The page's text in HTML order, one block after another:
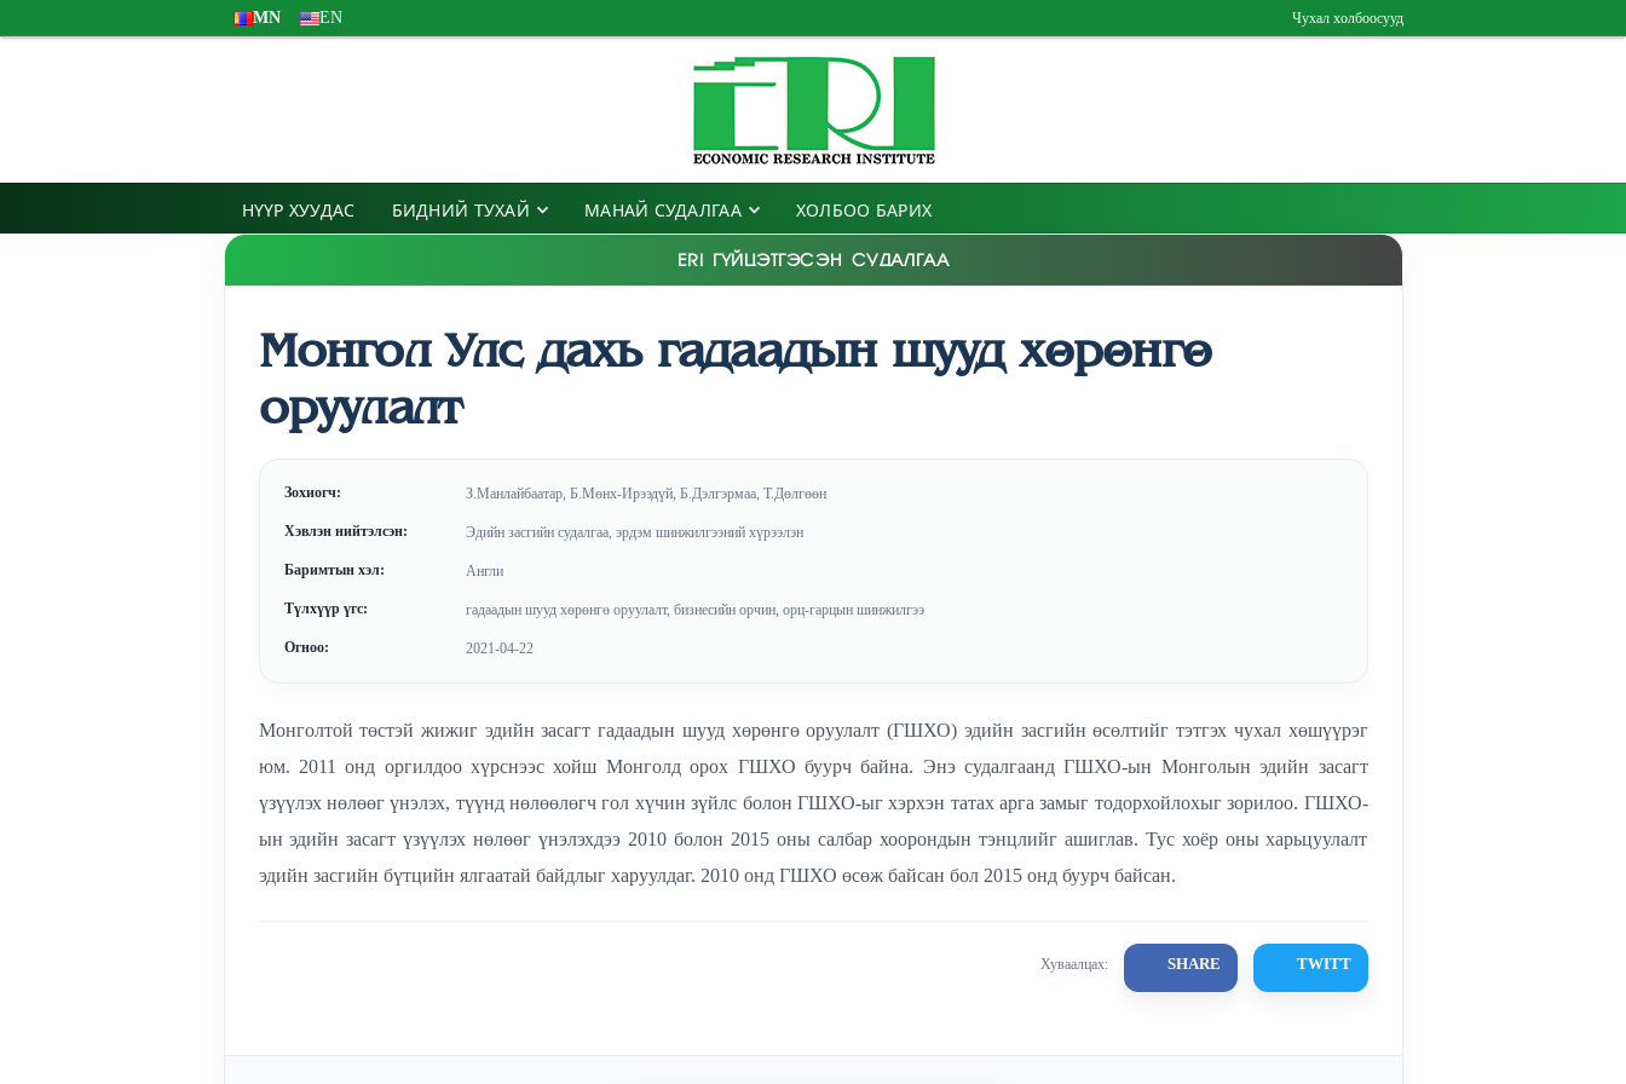
MN EN Чухал холбоосууд
НҮҮР ХУУДАС БИДНИЙ ТУХАЙ МАНАЙ СУДАЛГАА ХОЛБОО БАРИХ
ERI ГҮЙЦЭТГЭСЭН СУДАЛГАА
Монгол Улс дахь гадаадын шууд хөрөнгө
оруулалт
Зохиогч: З.Манлайбаатар, Б.Мөнх-Ирээдүй, Б.Дэлгэрмаа, Т.Дөлгөөн
Хэвлэн нийтэлсэн: Эдийн засгийн судалгаа, эрдэм шинжилгээний хүрээлэн
Баримтын хэл: Англи
Түлхүүр үгс: гадаадын шууд хөрөнгө оруулалт, бизнесийн орчин, орц-гарцын шинжилгээ
Огноо: 2021-04-22
Монголтой төстэй жижиг эдийн засагт гадаадын шууд хөрөнгө оруулалт (ГШХО) эдийн засгийн өсөлтийг тэтгэх чухал хөшүүрэг
юм. 2011 онд оргилдоо хүрснээс хойш Монголд орох ГШХО буурч байна. Энэ судалгаанд ГШХО-ын Монголын эдийн засагт
үзүүлэх нөлөөг үнэлэх, түүнд нөлөөлөгч гол хүчин зүйлс болон ГШХО-ыг хэрхэн татах арга замыг тодорхойлохыг зорилоо. ГШХО-
ын эдийн засагт үзүүлэх нөлөөг үнэлэхдээ 2010 болон 2015 оны салбар хоорондын тэнцлийг ашиглав. Тус хоёр оны харьцуулалт
эдийн засгийн бүтцийн ялгаатай байдлыг харуулдаг. 2010 онд ГШХО өсөж байсан бол 2015 онд буурч байсан.
Хуваалцах: SHARE TWITT